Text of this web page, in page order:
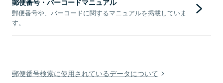
郵便番号・バーコードマニュアル
郵便番号や、バーコードに関するマニュアルを掲載していま
す。
郵便番号検索に使用されているデータについて